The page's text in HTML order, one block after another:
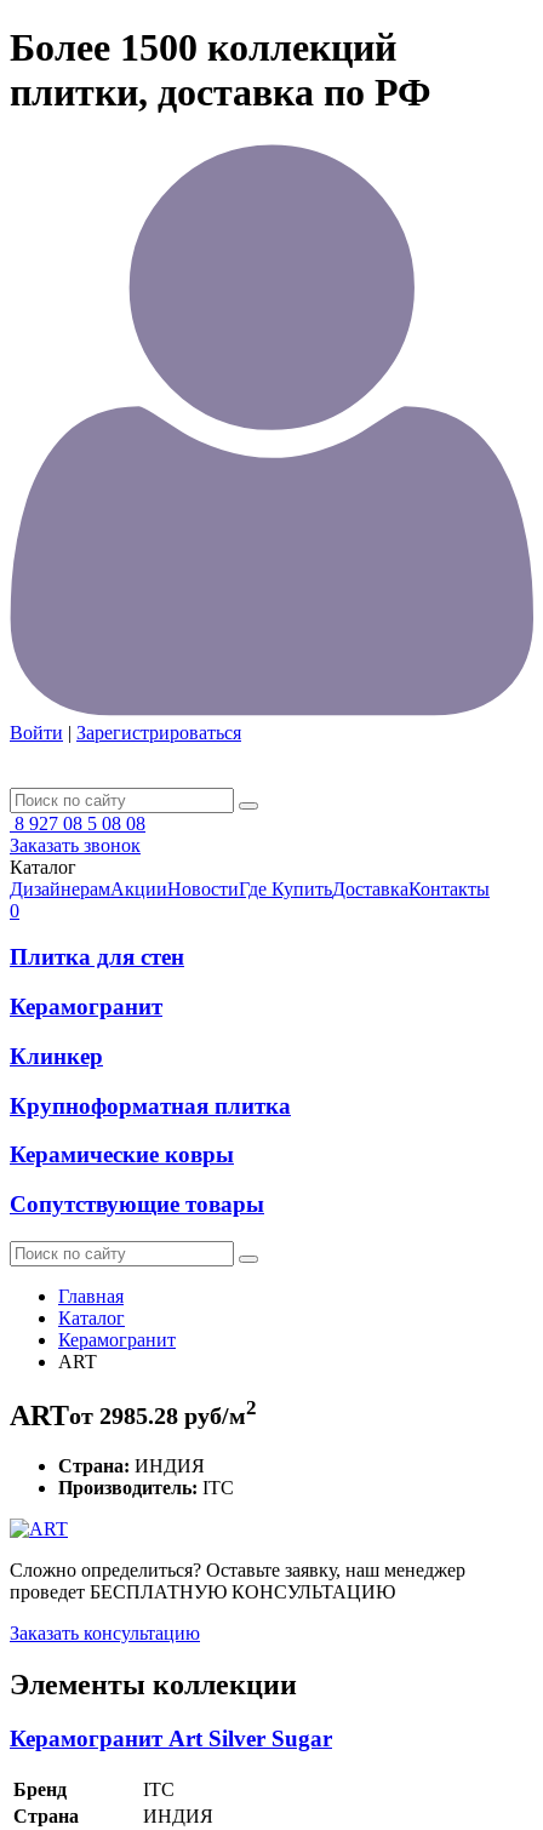
Более 1500 коллекций
плитки, доставка по РФ
Войти | Зарегистрироваться
8 927 08 5 08 08
Заказать звонок
Каталог
ДизайнерамАкцииНовостиГде КупитьДоставкаКонтакты
0
Плитка для стен
Керамогранит
Клинкер
Крупноформатная плитка
Керамические ковры
Сопутствующие товары
Главная
Каталог
Керамогранит
ART
ARTот 2985.28 руб/м2
Страна: ИНДИЯ
Производитель: ITC
Сложно определиться? Оставьте заявку, наш менеджер
проведет БЕСПЛАТНУЮ КОНСУЛЬТАЦИЮ
Заказать консультацию
Элементы коллекции
Керамогранит Art Silver Sugar
Бренд
ITC
Страна
ИНДИЯ